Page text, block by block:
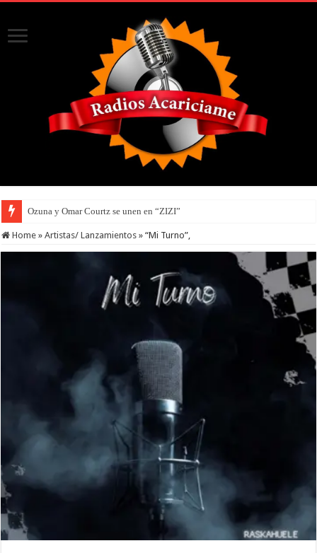
Ozuna y Omar Courtz se unen en “ZIZI”
Home » Artistas/ Lanzamientos » “Mi Turno”,